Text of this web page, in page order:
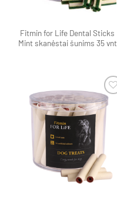
Fitmin for Life Dental Sticks
Mint skanėstai šunims 35 vnt
Pamėgti